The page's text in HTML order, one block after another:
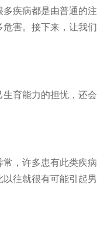
疾病都是由普通的
害。接下来，让我
育能力的担忧，还
，许多患有此类疾
往就很有可能引起